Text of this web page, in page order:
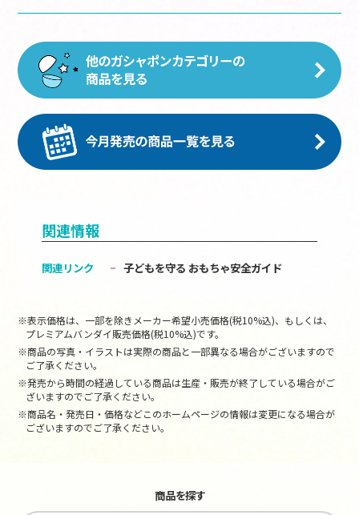
関連情報
関連リンク 子どもを守る おもちゃ安全ガイド
※表示価格は、一部を除きメーカー希望小売価格(税10%込)、もしくは、
プレミアムバンダイ販売価格(税10%込)です。
※商品の写真・イラストは実際の商品と一部異なる場合がございますので
ご了承ください。
※発売から時間の経過している商品は生産・販売が終了している場合がご
ざいますのでご了承ください。
※商品名・発売日・価格などこのホームページの情報は変更になる場合が
ございますのでご了承ください。
商品を探す